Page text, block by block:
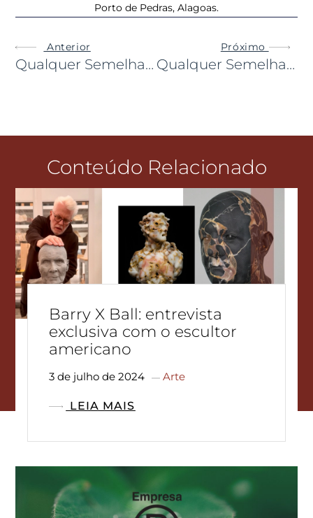
Porto de Pedras, Alagoas.
Anterior
Qualquer Semelhança É Mera Coincidência: Podia Ser Nos Estados Unidos, Mas É No Sul Do Nosso País!
Próximo
Qualquer Semelhança É Mera Coincidência: Podia Ser Na Polinésia Ou Na Austrália, Mas É Aqui Ao Lado!
Conteúdo Relacionado
Barry X Ball: entrevista
exclusiva com o escultor
americano
3 de julho de 2024 Arte
LEIA MAIS